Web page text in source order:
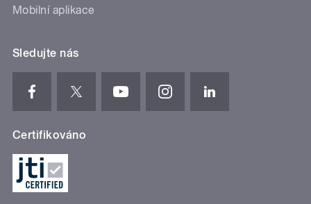
Mobilní aplikace
Sledujte nás
Certifikováno